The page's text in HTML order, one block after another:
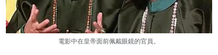
電影中在皇帝面前佩戴眼鏡的官員。